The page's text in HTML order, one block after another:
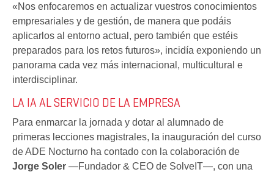
«Nos enfocaremos en actualizar vuestros conocimientos
empresariales y de gestión, de manera que podáis
aplicarlos al entorno actual, pero también que estéis
preparados para los retos futuros», incidía exponiendo un
panorama cada vez más internacional, multicultural e
interdisciplinar.
LA IA AL SERVICIO DE LA EMPRESA
Para enmarcar la jornada y dotar al alumnado de
primeras lecciones magistrales, la inauguración del curso
de ADE Nocturno ha contado con la colaboración de
Jorge Soler —Fundador & CEO de SolveIT—, con una